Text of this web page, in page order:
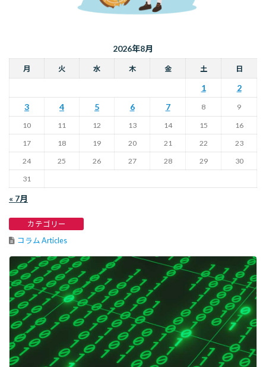
2026年8月
月 火 水 木 金 土 日
1
2
3
4 5 6 7 8 9
10 11 12 13 14 15
16
17
18 19 20 21 22
23
24
25 26 27 28 29
30
31
« 7月
カテゴリー
コラム Articles